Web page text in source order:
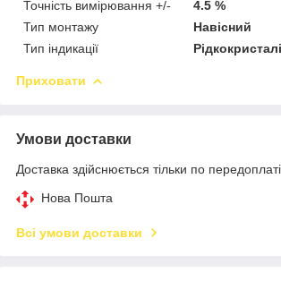
Точність вимірювання +/-
4.5 %
Тип монтажу
Навісний
Тип індикації
Приховати
Умови доставки
Доставка здійснюється тільки по передоплаті.
Нова Пошта
Всі умови доставки